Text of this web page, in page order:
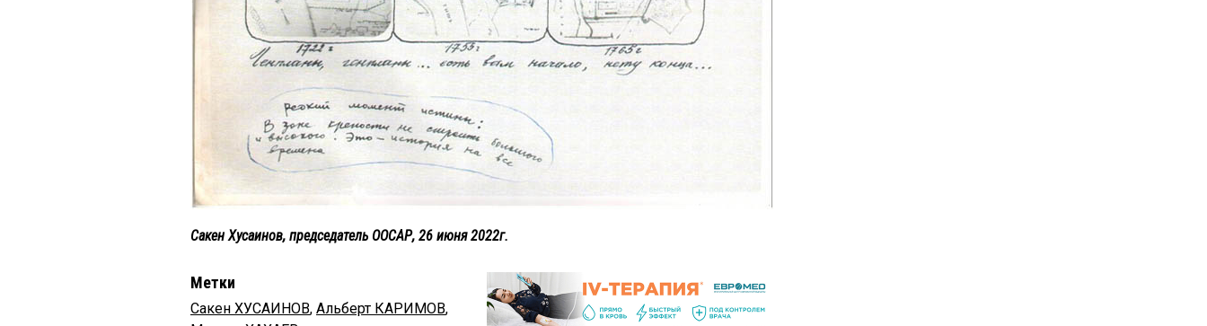
Сакен Хусаинов, председатель ООСАР, 26 июня 2022г.
Метки
Сакен ХУСАИНОВ, Альберт КАРИМОВ,